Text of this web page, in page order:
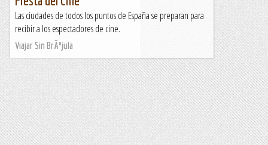
Las ciudades de todos los puntos de España se preparan para
recibir a los espectadores de cine.
Viajar Sin BrÃºjula